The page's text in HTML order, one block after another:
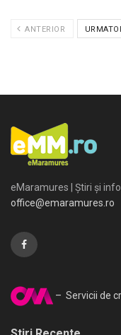
ANTERIOR
eMaramures | Știri și
office@emaramures.ro
– Servicii de